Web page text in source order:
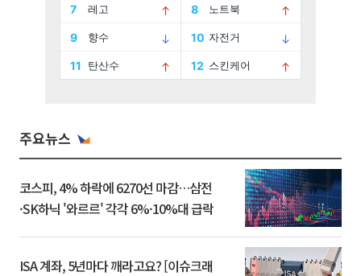
주요뉴스
코스피, 4% 하락에 6270선 마감…삼전
·SK하닉 '와르르' 각각 6%·10%대 급락
ISA 계좌, 5년마다 깨라고요? [이슈크래